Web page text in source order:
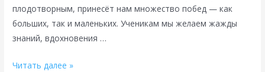
плодотворным, принесёт нам множество побед — как
больших, так и маленьких. Ученикам мы желаем жажды
знаний, вдохновения …
С
Читать далее »